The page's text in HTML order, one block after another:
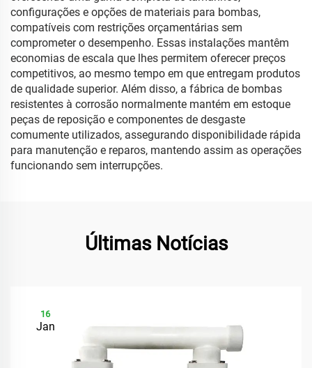
configurações e opções de materiais para bombas,
compatíveis com restrições orçamentárias sem
comprometer o desempenho. Essas instalações mantêm
economias de escala que lhes permitem oferecer preços
competitivos, ao mesmo tempo em que entregam produtos
de qualidade superior. Além disso, a fábrica de bombas
resistentes à corrosão normalmente mantém em estoque
peças de reposição e componentes de desgaste
comumente utilizados, assegurando disponibilidade rápida
para manutenção e reparos, mantendo assim as operações
funcionando sem interrupções.
Últimas Notícias
16
Jan